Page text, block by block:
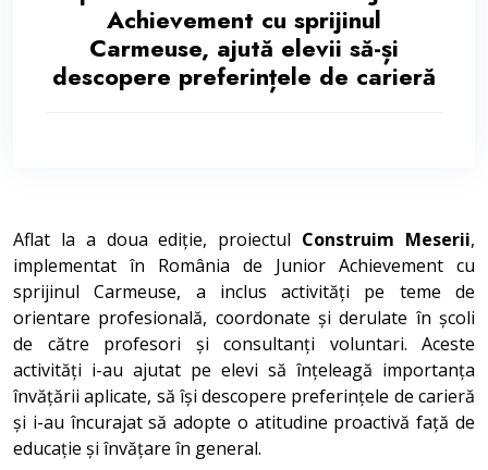
Achievement cu sprijinul
Carmeuse, ajută elevii să-și
descopere preferințele de carieră
Aflat la a doua ediție, proiectul Construim Meserii,
implementat în România de Junior Achievement cu
sprijinul Carmeuse, a inclus activități pe teme de
orientare profesională, coordonate și derulate în școli
de către profesori și consultanți voluntari. Aceste
activități i-au ajutat pe elevi să înțeleagă importanța
învățării aplicate, să își descopere preferințele de carieră
și i-au încurajat să adopte o atitudine proactivă față de
educație și învățare în general.